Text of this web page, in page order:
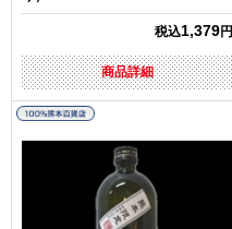
税込1,379円
商品詳細